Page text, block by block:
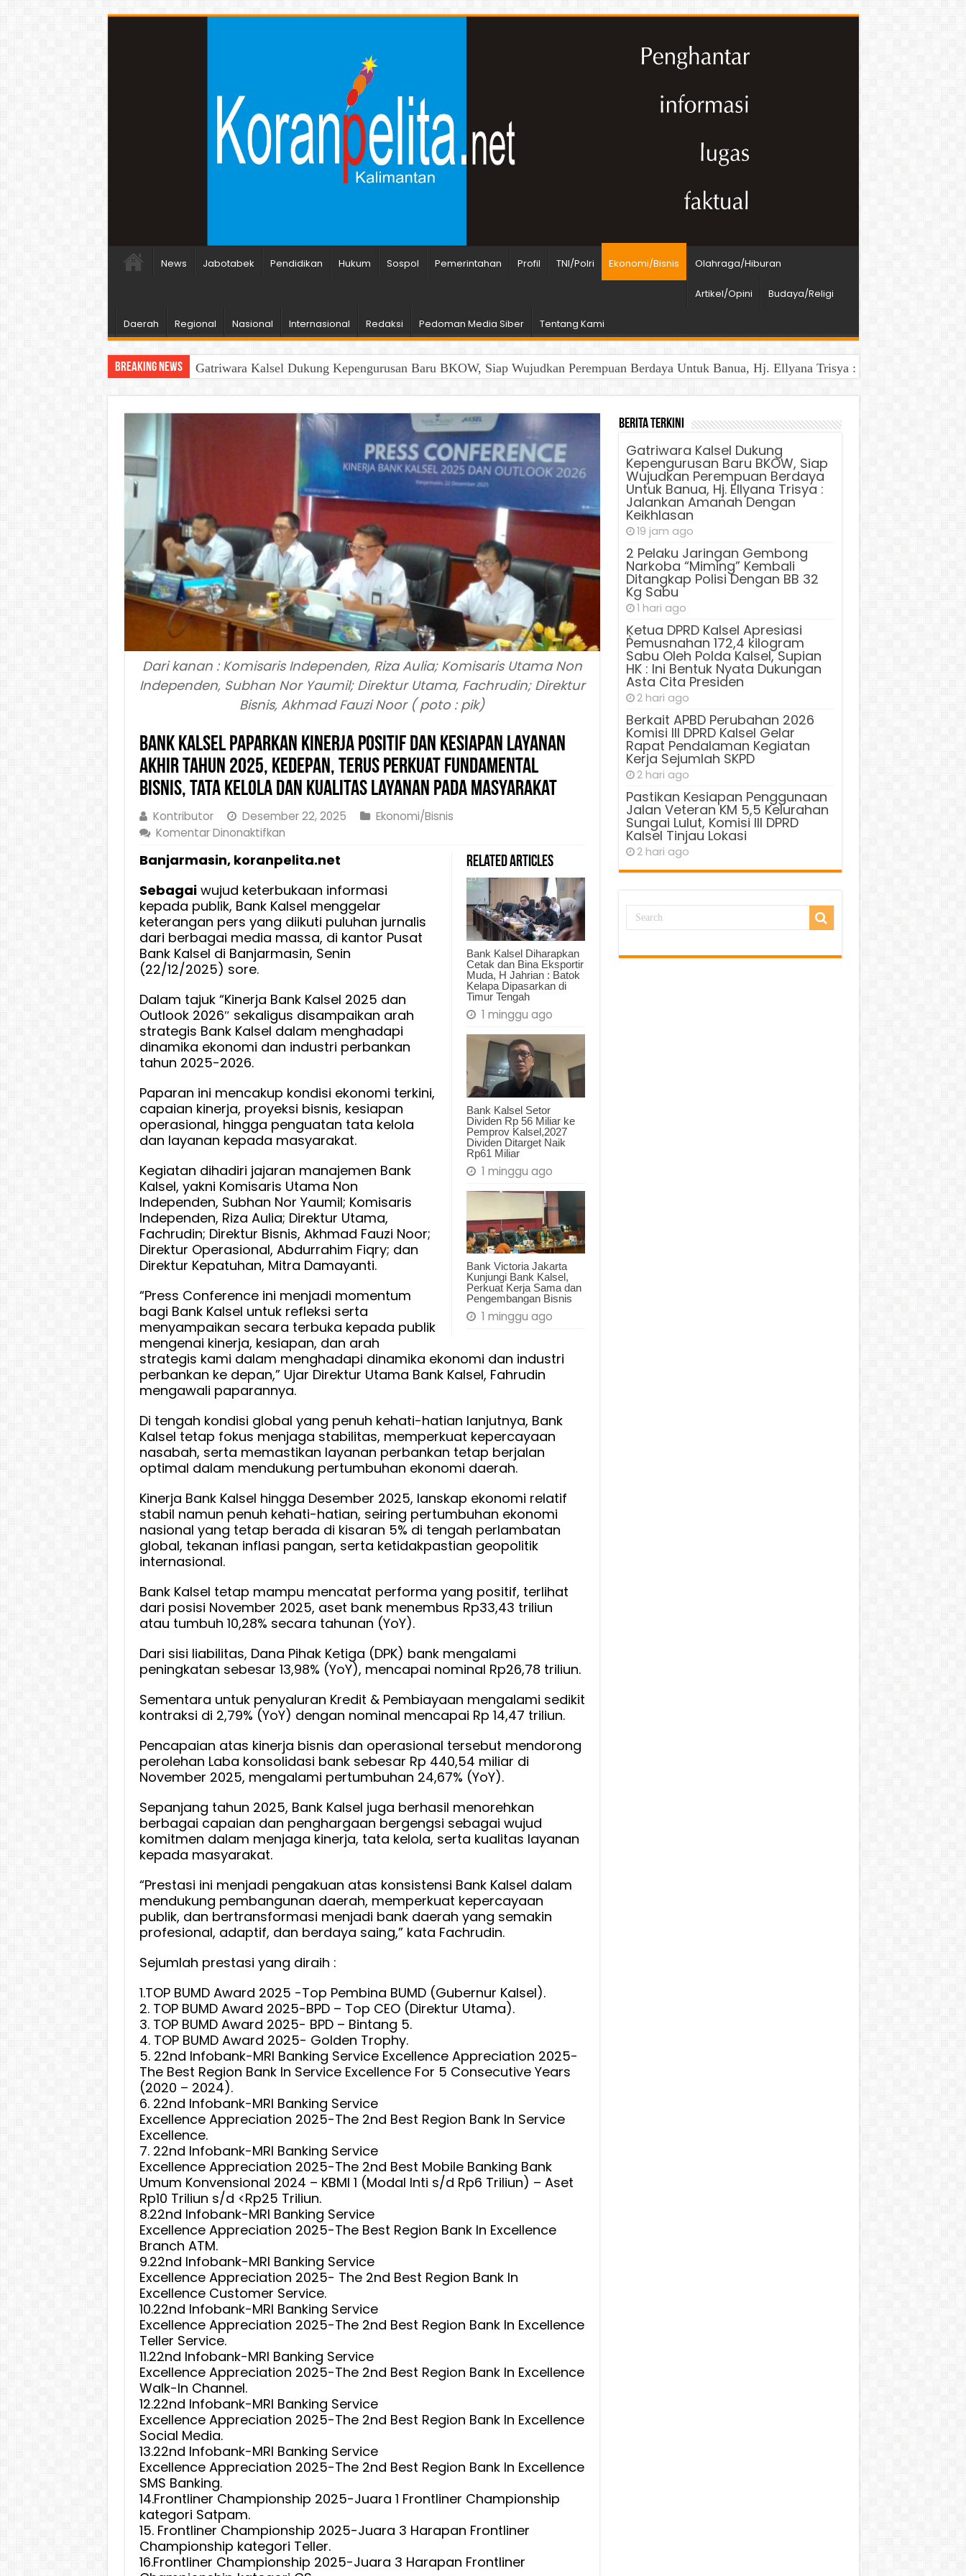
News Jabotabek Pendidikan Hukum Sospol Pemerintahan Profil TNI/Polri Ekonomi/Bisnis Olahraga/Hiburan
Artikel/Opini Budaya/Religi
Daerah Regional Nasional Internasional Redaksi Pedoman Media Siber Tentang Kami
Breaking News Gatriwara Kalsel Dukung Kepengurusan Baru BKOW, Siap Wujudkan Perempuan Berdaya Untuk Banua, Hj. Ellyana Trisya : Jalankan Amanah
Dari kanan : Komisaris Independen, Riza Aulia; Komisaris Utama Non
Independen, Subhan Nor Yaumil; Direktur Utama, Fachrudin; Direktur
Bisnis, Akhmad Fauzi Noor ( poto : pik)
Bank Kalsel Paparkan Kinerja Positif dan Kesiapan Layanan
Akhir Tahun 2025, Kedepan, Terus Perkuat Fundamental
Bisnis, Tata Kelola dan Kualitas Layanan Pada Masyarakat
Kontributor Desember 22, 2025
Ekonomi/Bisnis
Komentar Dinonaktifkanpada
Kalsel
Kinerja
Positif
dan
Kesiapan
Layanan
Tahun
2025,
Kedepan,
Terus
Bisnis,
Tata
Kelola
dan
Layanan
Pada
Masyarakat
Related Articles
Bank Kalsel Diharapkan
Cetak dan Bina Eksportir
Muda, H Jahrian : Batok
Kelapa Dipasarkan di
Timur Tengah
1 minggu ago
Bank Kalsel Setor
Dividen Rp 56 Miliar ke
Pemprov Kalsel,2027
Dividen Ditarget Naik
Rp61 Miliar
1 minggu ago
Bank Victoria Jakarta
Kunjungi Bank Kalsel,
Perkuat Kerja Sama dan
Pengembangan Bisnis
1 minggu ago
Banjarmasin, koranpelita.net
Sebagaiwujud keterbukaan informasi
kepada publik, Bank Kalsel menggelar
keterangan pers yang diikuti puluhan jurnalis
dari berbagai media massa, di kantor Pusat
Bank Kalsel di Banjarmasin, Senin
(22/12/2025) sore.
Dalam tajuk “Kinerja Bank Kalsel 2025 dan
Outlook 2026″ sekaligus disampaikan arah
strategis Bank Kalsel dalam menghadapi
dinamika ekonomi dan industri perbankan
tahun 2025-2026.
Paparan ini mencakup kondisi ekonomi terkini,
capaian kinerja, proyeksi bisnis, kesiapan
operasional, hingga penguatan tata kelola
dan layanan kepada masyarakat.
Kegiatan dihadiri jajaran manajemen Bank
Kalsel, yakni Komisaris Utama Non
Independen, Subhan Nor Yaumil; Komisaris
Independen, Riza Aulia; Direktur Utama,
Fachrudin; Direktur Bisnis, Akhmad Fauzi Noor;
Direktur Operasional, Abdurrahim Fiqry; dan
Direktur Kepatuhan, Mitra Damayanti.
“Press Conference ini menjadi momentum
bagi Bank Kalsel untuk refleksi serta
menyampaikan secara terbuka kepada publik
mengenai kinerja, kesiapan, dan arah
strategis kami dalam menghadapi dinamika ekonomi dan industri
perbankan ke depan,” Ujar Direktur Utama Bank Kalsel, Fahrudin
mengawali paparannya.
Di tengah kondisi global yang penuh kehati-hatian lanjutnya, Bank
Kalsel tetap fokus menjaga stabilitas, memperkuat kepercayaan
nasabah, serta memastikan layanan perbankan tetap berjalan
optimal dalam mendukung pertumbuhan ekonomi daerah.
Kinerja Bank Kalsel hingga Desember 2025, lanskap ekonomi relatif
stabil namun penuh kehati-hatian, seiring pertumbuhan ekonomi
nasional yang tetap berada di kisaran 5% di tengah perlambatan
global, tekanan inflasi pangan, serta ketidakpastian geopolitik
internasional.
Bank Kalsel tetap mampu mencatat performa yang positif, terlihat
dari posisi November 2025, aset bank menembus Rp33,43 triliun
atau tumbuh 10,28% secara tahunan (YoY).
Dari sisi liabilitas, Dana Pihak Ketiga (DPK) bank mengalami
peningkatan sebesar 13,98% (YoY), mencapai nominal Rp26,78 triliun.
Sementara untuk penyaluran Kredit & Pembiayaan mengalami sedikit
kontraksi di 2,79% (YoY) dengan nominal mencapai Rp 14,47 triliun.
Pencapaian atas kinerja bisnis dan operasional tersebut mendorong
perolehan Laba konsolidasi bank sebesar Rp 440,54 miliar di
November 2025, mengalami pertumbuhan 24,67% (YoY).
Sepanjang tahun 2025, Bank Kalsel juga berhasil menorehkan
berbagai capaian dan penghargaan bergengsi sebagai wujud
komitmen dalam menjaga kinerja, tata kelola, serta kualitas layanan
kepada masyarakat.
“Prestasi ini menjadi pengakuan atas konsistensi Bank Kalsel dalam
mendukung pembangunan daerah, memperkuat kepercayaan
publik, dan bertransformasi menjadi bank daerah yang semakin
profesional, adaptif, dan berdaya saing,” kata Fachrudin.
Sejumlah prestasi yang diraih :
1.TOP BUMD Award 2025 -Top Pembina BUMD (Gubernur Kalsel).
2. TOP BUMD Award 2025-BPD – Top CEO (Direktur Utama).
3. TOP BUMD Award 2025- BPD – Bintang 5.
4. TOP BUMD Award 2025- Golden Trophy.
5. 22nd Infobank-MRI Banking Service Excellence Appreciation 2025-
The Best Region Bank In Service Excellence For 5 Consecutive Years
(2020 – 2024).
6. 22nd Infobank-MRI Banking Service
Excellence Appreciation 2025-The 2nd Best Region Bank In Service
Excellence.
7. 22nd Infobank-MRI Banking Service
Excellence Appreciation 2025-The 2nd Best Mobile Banking Bank
Umum Konvensional 2024 – KBMI 1 (Modal Inti s/d Rp6 Triliun) – Aset
Rp10 Triliun s/d <Rp25 Triliun.
8.22nd Infobank-MRI Banking Service
Excellence Appreciation 2025-The Best Region Bank In Excellence
Branch ATM.
9.22nd Infobank-MRI Banking Service
Excellence Appreciation 2025- The 2nd Best Region Bank In
Excellence Customer Service.
10.22nd Infobank-MRI Banking Service
Excellence Appreciation 2025-The 2nd Best Region Bank In Excellence
Teller Service.
11.22nd Infobank-MRI Banking Service
Excellence Appreciation 2025-The 2nd Best Region Bank In Excellence
Walk-In Channel.
12.22nd Infobank-MRI Banking Service
Excellence Appreciation 2025-The 2nd Best Region Bank In Excellence
Social Media.
13.22nd Infobank-MRI Banking Service
Excellence Appreciation 2025-The 2nd Best Region Bank In Excellence
SMS Banking.
14.Frontliner Championship 2025-Juara 1 Frontliner Championship
kategori Satpam.
15. Frontliner Championship 2025-Juara 3 Harapan Frontliner
Championship kategori Teller.
16.Frontliner Championship 2025-Juara 3 Harapan Frontliner
Berita Terkini
Gatriwara Kalsel Dukung
Kepengurusan Baru BKOW, Siap
Wujudkan Perempuan Berdaya
Untuk Banua, Hj. Ellyana Trisya :
Jalankan Amanah Dengan
Keikhlasan
19 jam ago
2 Pelaku Jaringan Gembong
Narkoba “Miming” Kembali
Ditangkap Polisi Dengan BB 32
Kg Sabu
1 hari ago
Ķetua DPRD Kalsel Apresiasi
Pemusnahan 172,4 kilogram
Sabu Oleh Polda Kalsel, Supian
HK : Ini Bentuk Nyata Dukungan
Asta Cita Presiden
2 hari ago
Berkait APBD Perubahan 2026
Komisi III DPRD Kalsel Gelar
Rapat Pendalaman Kegiatan
Kerja Sejumlah SKPD
2 hari ago
Pastikan Kesiapan Penggunaan
Jalan Veteran KM 5,5 Kelurahan
Sungai Lulut, Komisi III DPRD
Kalsel Tinjau Lokasi
2 hari ago